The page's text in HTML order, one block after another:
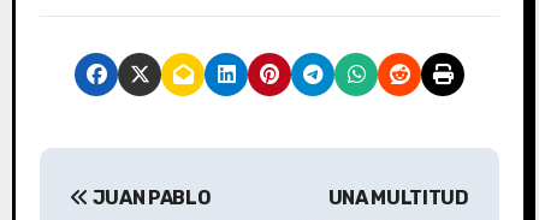
N
JUAN PABLO
UNA MULTITUD